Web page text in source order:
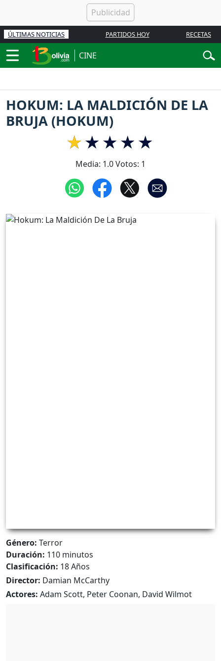
ÚLTIMAS NOTICIAS PARTIDOS HOY RECETAS
CINE
HOKUM: LA MALDICIÓN DE LA
BRUJA (HOKUM)
Media: 1.0Votos: 1
Género: Terror
Duración: 110 minutos
Clasificación: 18 Años
Director: Damian McCarthy
Actores: Adam Scott, Peter Coonan, David Wilmot